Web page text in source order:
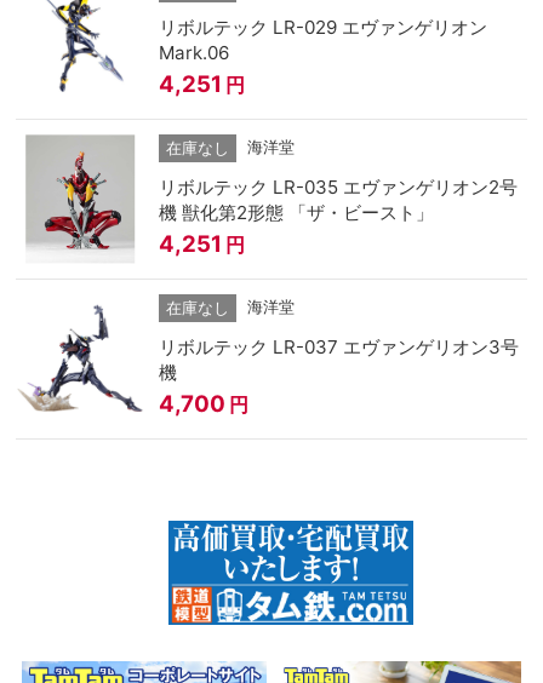
リボルテック LR-029 エヴァンゲリオン
Mark.06
4,251 円
在庫なし 海洋堂
リボルテック LR-035 エヴァンゲリオン2号
機 獣化第2形態 「ザ・ビースト」
4,251 円
在庫なし 海洋堂
リボルテック LR-037 エヴァンゲリオン3号
機
4,700 円